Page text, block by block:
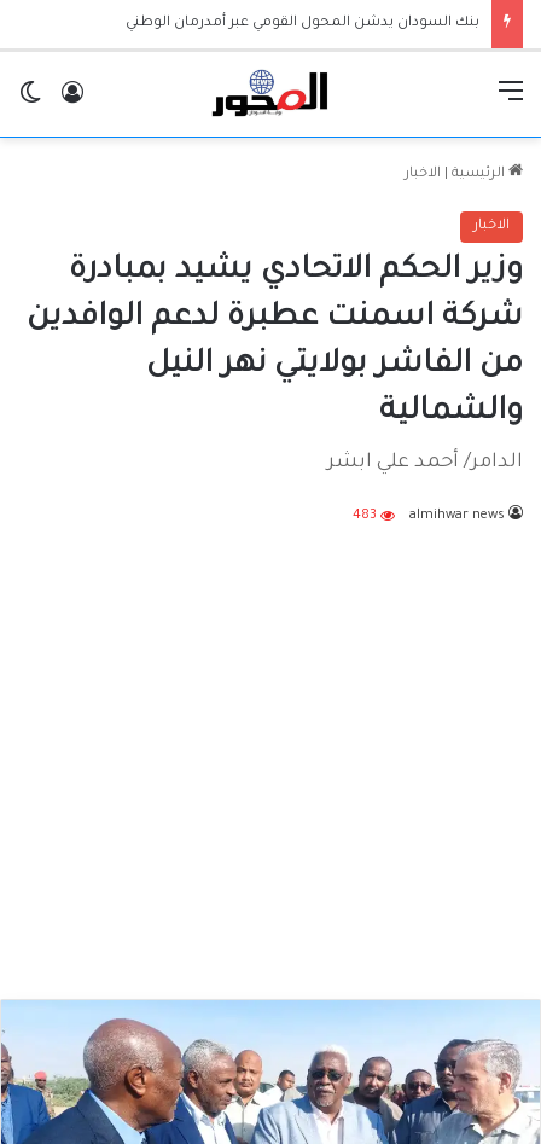
بنك السودان يدشن المحول القومي عبر أمدرمان الوطني
الرئيسية الاخبار
الاخبار
وزير الحكم الاتحادي يشيد بمبادرة
شركة اسمنت عطبرة لدعم الوافدين
من الفاشر بولايتي نهر النيل
والشمالية
الدامر/ أحمد علي ابشر
almihwar news
483